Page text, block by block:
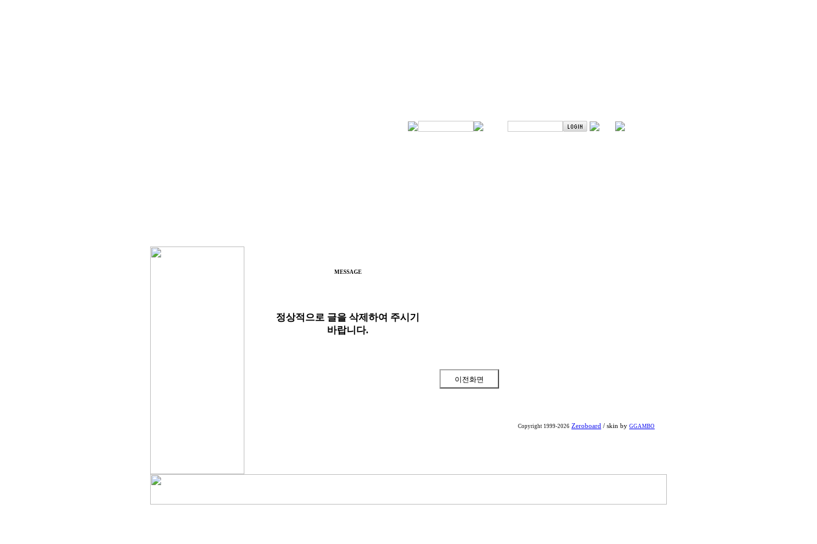
MESSAGE
정상적으로 글을 삭제하여 주시기
바랍니다.
Copyright 1999-2026 Zeroboard / skin by GGAMBO